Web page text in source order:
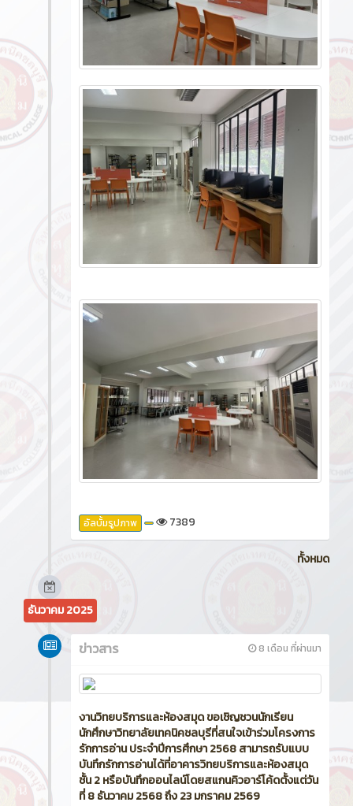
อัลบั้มรูปภาพ 7389
ทั้งหมด
ธันวาคม 2025
8 เดือน ที่ผ่านมา
ข่าวสาร
งานวิทยบริการและห้องสมุด ขอเชิญชวนนักเรียน
นักศึกษาวิทยาลัยเทคนิคชลบุรีที่สนใจเข้าร่วมโครงการ
รักการอ่าน ประจำปีการศึกษา 2568 สามารถรับแบบ
บันทึกรักการอ่านได้ที่อาคารวิทยบริการและห้องสมุด
ชั้น 2 หรือบันทึกออนไลน์โดยสแกนคิวอาร์โค้ดตั้งแต่วัน
ที่ 8 ธันวาคม 2568 ถึง 23 มกราคม 2569